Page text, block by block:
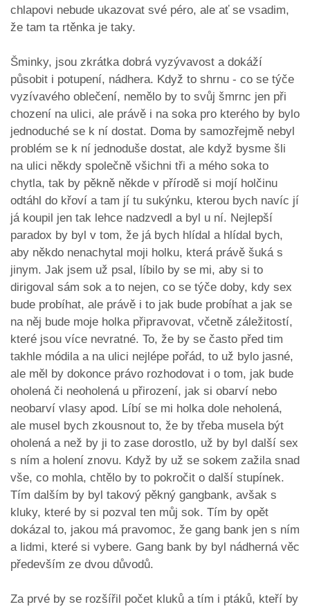
chlapovi nebude ukazovat své péro, ale ať se vsadim,
že tam ta rtěnka je taky.
Šminky, jsou zkrátka dobrá vyzývavost a dokáží
působit i potupení, nádhera. Když to shrnu - co se týče
vyzívavého oblečení, nemělo by to svůj šmrnc jen při
chození na ulici, ale právě i na soka pro kterého by bylo
jednoduché se k ní dostat. Doma by samozřejmě nebyl
problém se k ní jednoduše dostat, ale když bysme šli
na ulici někdy společně všichni tři a mého soka to
chytla, tak by pěkně někde v přírodě si mojí holčinu
odtáhl do křoví a tam jí tu sukýnku, kterou bych navíc jí
já koupil jen tak lehce nadzvedl a byl u ní. Nejlepší
paradox by byl v tom, že já bych hlídal a hlídal bych,
aby někdo nenachytal moji holku, která právě šuká s
jinym. Jak jsem už psal, líbilo by se mi, aby si to
dirigoval sám sok a to nejen, co se týče doby, kdy sex
bude probíhat, ale právě i to jak bude probíhat a jak se
na něj bude moje holka připravovat, včetně záležitostí,
které jsou více nevratné. To, že by se často před tim
takhle módila a na ulici nejlépe pořád, to už bylo jasné,
ale měl by dokonce právo rozhodovat i o tom, jak bude
oholená či neoholená u přirození, jak si obarví nebo
neobarví vlasy apod. Líbí se mi holka dole neholená,
ale musel bych zkousnout to, že by třeba musela být
oholená a než by ji to zase dorostlo, už by byl další sex
s ním a holení znovu. Když by už se sokem zažila snad
vše, co mohla, chtělo by to pokročit o další stupínek.
Tím dalším by byl takový pěkný gangbank, avšak s
kluky, které by si pozval ten můj sok. Tím by opět
dokázal to, jakou má pravomoc, že gang bank jen s ním
a lidmi, které si vybere. Gang bank by byl nádherná věc
především ze dvou důvodů.
Za prvé by se rozšířil počet kluků a tím i ptáků, kteří by